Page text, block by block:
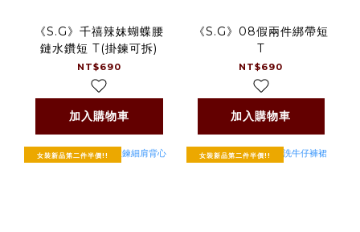
《S.G》千禧辣妹蝴蝶腰
鏈水鑽短 T(掛鍊可拆)
NT$690
加入購物車
《S.G》08假兩件綁帶短
T
NT$690
加入購物車
女裝新品第二件半價!! 女裝新品第二件半價!!